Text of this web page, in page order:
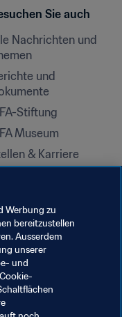
Sie auch
Nachrichten und
und
Stiftung
Museum
& Karriere
Werbung zu
bereitzustellen
Ausserdem
unserer
und